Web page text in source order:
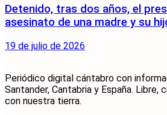
Detenido, tras dos años, el
asesinato de una madre y su
19 de julio de 2026
Periódico digital cántabro con
Santander, Cantabria y España.
con nuestra tierra.